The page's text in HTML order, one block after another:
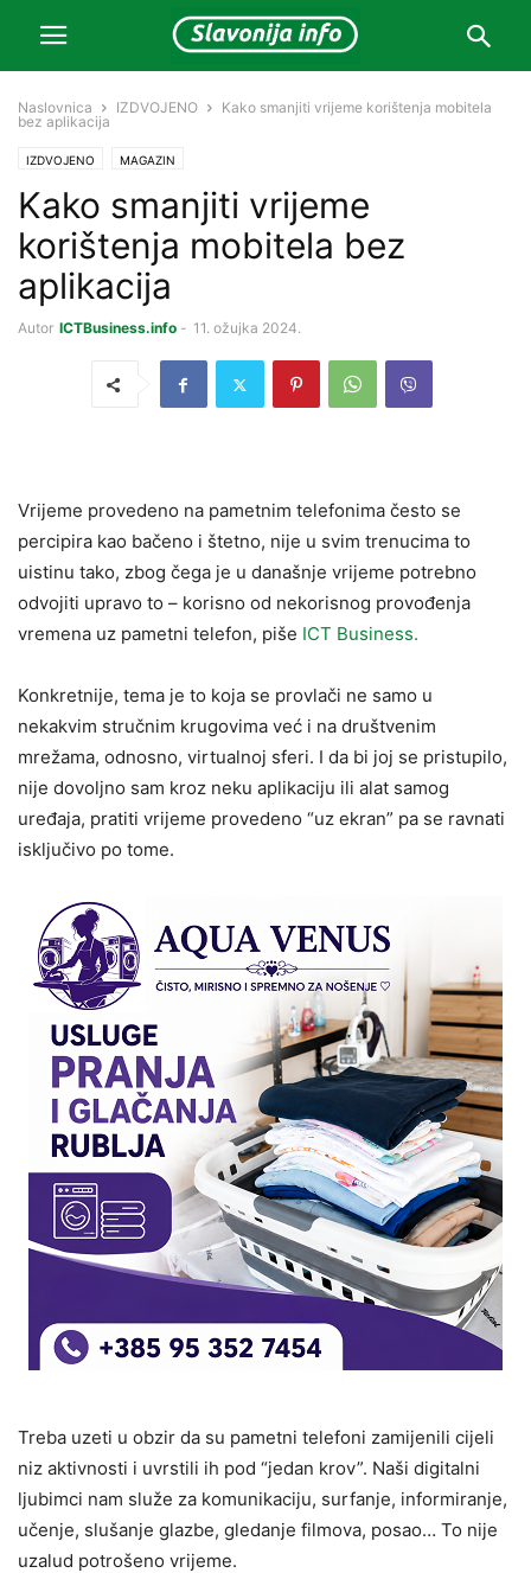
Naslovnica IZDVOJENO
Kako smanjiti vrijeme korištenja mobitela
bez aplikacija
IZDVOJENO MAGAZIN
Kako smanjiti vrijeme
korištenja mobitela bez
aplikacija
Autor ICTBusiness.info - 11. ožujka 2024.
Vrijeme provedeno na pametnim telefonima često se
percipira kao bačeno i štetno, nije u svim trenucima to
uistinu tako, zbog čega je u današnje vrijeme potrebno
odvojiti upravo to – korisno od nekorisnog provođenja
vremena uz pametni telefon, piše ICT Business.
Konkretnije, tema je to koja se provlači ne samo u
nekakvim stručnim krugovima već i na društvenim
mrežama, odnosno, virtualnoj sferi. I da bi joj se pristupilo,
nije dovoljno sam kroz neku aplikaciju ili alat samog
uređaja, pratiti vrijeme provedeno “uz ekran” pa se ravnati
isključivo po tome.
Treba uzeti u obzir da su pametni telefoni zamijenili cijeli
niz aktivnosti i uvrstili ih pod “jedan krov”. Naši digitalni
ljubimci nam služe za komunikaciju, surfanje, informiranje,
učenje, slušanje glazbe, gledanje filmova, posao… To nije
uzalud potrošeno vrijeme.